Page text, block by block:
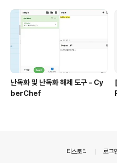
난독화 및 난독화 해제 도구 - Cy
berChef
티스토리 로그